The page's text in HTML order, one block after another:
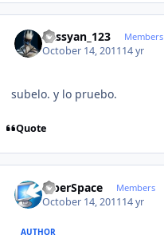
kassyan_123 Members
October 14, 201114 yr
subelo. y lo pruebo.
Quote
CiberSpace Members
October 14, 201114 yr
AUTHOR